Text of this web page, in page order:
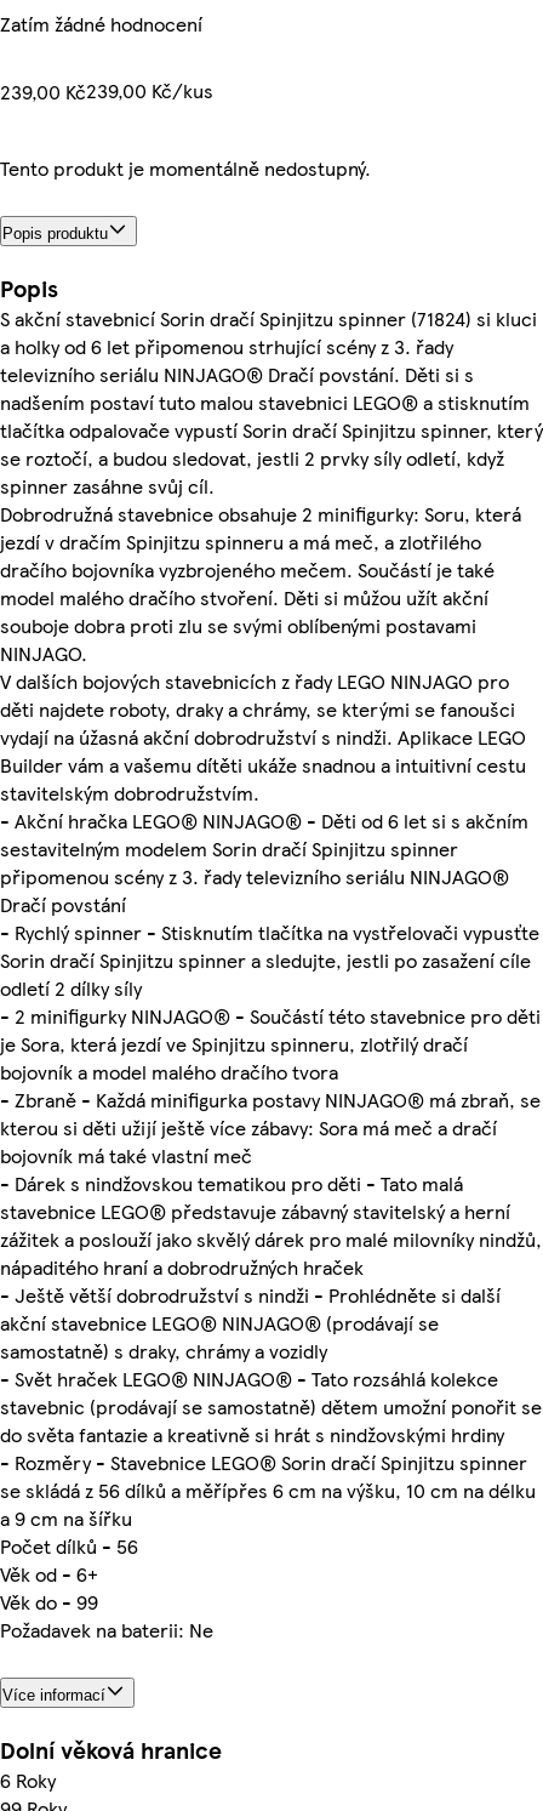
Zatím žádné hodnocení
239,00 Kč239,00 Kč/kus
Tento produkt je momentálně nedostupný.
Popis produktu
Popis
S akční stavebnicí Sorin dračí Spinjitzu spinner (71824) si kluci
a holky od 6 let připomenou strhující scény z 3. řady
televizního seriálu NINJAGO® Dračí povstání. Děti si s
nadšením postaví tuto malou stavebnici LEGO® a stisknutím
tlačítka odpalovače vypustí Sorin dračí Spinjitzu spinner, který
se roztočí, a budou sledovat, jestli 2 prvky síly odletí, když
spinner zasáhne svůj cíl.
Dobrodružná stavebnice obsahuje 2 minifigurky: Soru, která
jezdí v dračím Spinjitzu spinneru a má meč, a zlotřilého
dračího bojovníka vyzbrojeného mečem. Součástí je také
model malého dračího stvoření. Děti si můžou užít akční
souboje dobra proti zlu se svými oblíbenými postavami
NINJAGO.
V dalších bojových stavebnicích z řady LEGO NINJAGO pro
děti najdete roboty, draky a chrámy, se kterými se fanoušci
vydají na úžasná akční dobrodružství s nindži. Aplikace LEGO
Builder vám a vašemu dítěti ukáže snadnou a intuitivní cestu
stavitelským dobrodružstvím.
- Akční hračka LEGO® NINJAGO® - Děti od 6 let si s akčním
sestavitelným modelem Sorin dračí Spinjitzu spinner
připomenou scény z 3. řady televizního seriálu NINJAGO®
Dračí povstání
- Rychlý spinner - Stisknutím tlačítka na vystřelovači vypusťte
Sorin dračí Spinjitzu spinner a sledujte, jestli po zasažení cíle
odletí 2 dílky síly
- 2 minifigurky NINJAGO® - Součástí této stavebnice pro děti
je Sora, která jezdí ve Spinjitzu spinneru, zlotřilý dračí
bojovník a model malého dračího tvora
- Zbraně - Každá minifigurka postavy NINJAGO® má zbraň, se
kterou si děti užijí ještě více zábavy: Sora má meč a dračí
bojovník má také vlastní meč
- Dárek s nindžovskou tematikou pro děti - Tato malá
stavebnice LEGO® představuje zábavný stavitelský a herní
zážitek a poslouží jako skvělý dárek pro malé milovníky nindžů,
nápaditého hraní a dobrodružných hraček
- Ještě větší dobrodružství s nindži - Prohlédněte si další
akční stavebnice LEGO® NINJAGO® (prodávají se
samostatně) s draky, chrámy a vozidly
- Svět hraček LEGO® NINJAGO® - Tato rozsáhlá kolekce
stavebnic (prodávají se samostatně) dětem umožní ponořit se
do světa fantazie a kreativně si hrát s nindžovskými hrdiny
- Rozměry - Stavebnice LEGO® Sorin dračí Spinjitzu spinner
se skládá z 56 dílků a měřípřes 6 cm na výšku, 10 cm na délku
a 9 cm na šířku
Počet dílků - 56
Věk od - 6+
Věk do - 99
Požadavek na baterii: Ne
Více informací
Dolní věková hranice
6 Roky